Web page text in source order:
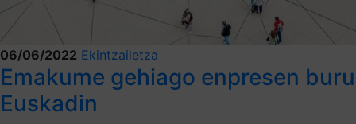
06/06/2022 Ekintzailetza
Emakume gehiago enpresen buru
Euskadin